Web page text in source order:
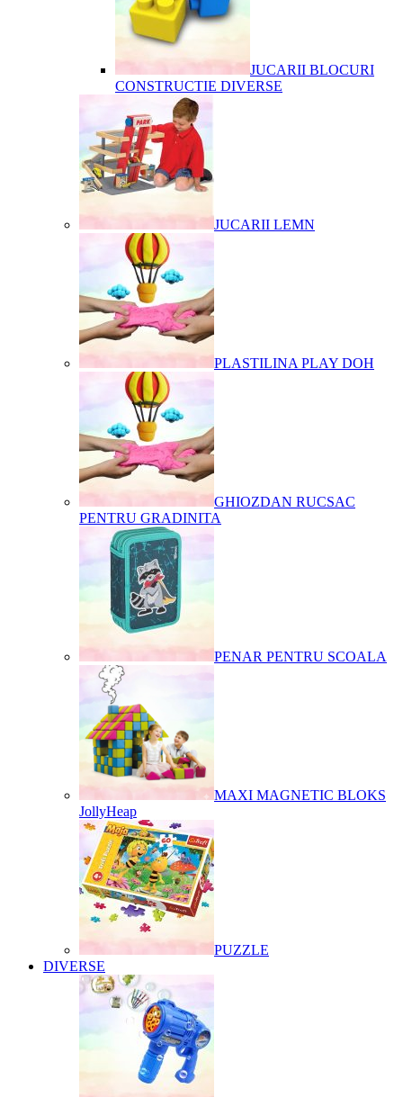
JUCARII BLOCURI
CONSTRUCTIE DIVERSE
JUCARII LEMN
PLASTILINA PLAY DOH
GHIOZDAN RUCSAC
PENTRU GRADINITA
PENAR PENTRU SCOALA
MAXI MAGNETIC BLOKS
JollyHeap
PUZZLE
DIVERSE